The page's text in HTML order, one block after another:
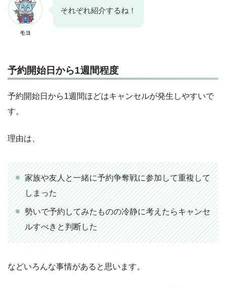
モヨ
それぞれ紹介するね！
予約開始日から1週間程度
予約開始日から1週間ほどはキャンセルが発生しやすいで
す。
理由は、
家族や友人と一緒に予約争奪戦に参加して重複して
しまった
勢いで予約してみたものの冷静に考えたらキャンセ
ルすべきと判断した
などいろんな事情があると思います。